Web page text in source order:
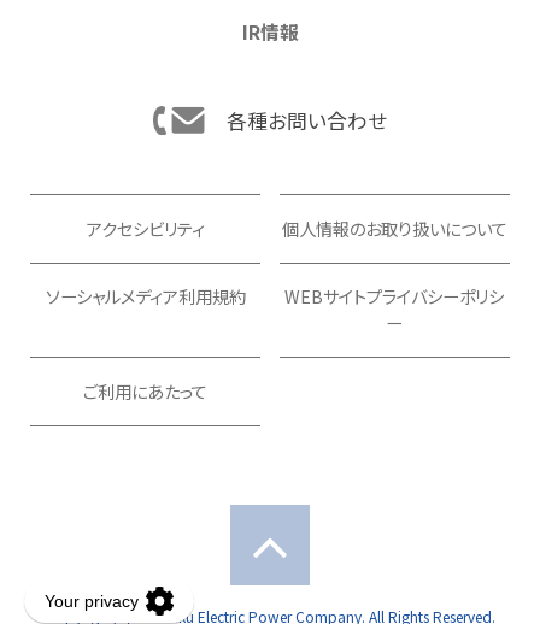
IR情報
各種お問い合わせ
アクセシビリティ 個人情報のお取り扱いについて
ソーシャルメディア利用規約
WEBサイトプライバシーポリシ
ー
ご利用にあたって
Copyright(C) Hokuriku Electric Power Company. All Rights Reserved.